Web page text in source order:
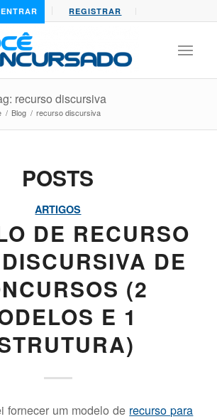
ENTRAR REGISTRAR
recurso discursiva
/ Blog / recurso discursiva
POSTS
ARTIGOS
DE RECURSO
DE
(2
E 1
fornecer um modelo de recurso para